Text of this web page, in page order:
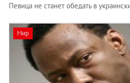
Певица не станет обедать в
Мир